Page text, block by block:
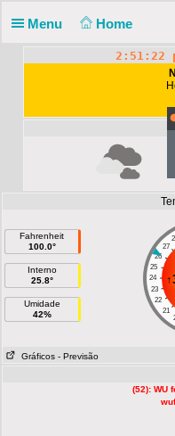
Menu Home
2:51:22
Fahrenheit
100.0°
Interno
25.8°
Umidade
42%
27
26
25
24
23
22
21
↑
Gráficos - Previsão
(52): WU